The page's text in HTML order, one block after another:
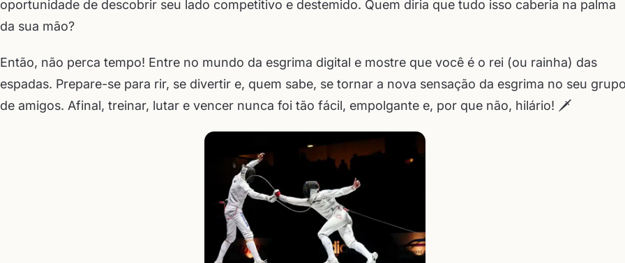
oportunidade de descobrir seu lado competitivo e destemido. Quem diria que tudo isso caberia na palma
da sua mão?
Então, não perca tempo! Entre no mundo da esgrima digital e mostre que você é o rei (ou rainha) das
espadas. Prepare-se para rir, se divertir e, quem sabe, se tornar a nova sensação da esgrima no seu
de amigos. Afinal, treinar, lutar e vencer nunca foi tão fácil, empolgante e, por que não, hilário! 🗡️